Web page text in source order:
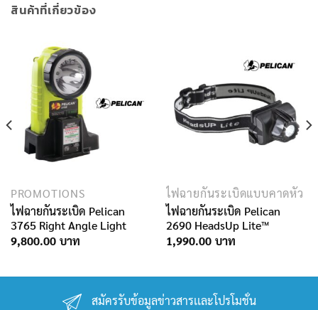
สินค้าที่เกี่ยวข้อง
PROMOTIONS
ไฟฉายกันระเบิด Pelican
3765 Right Angle Light
9,800.00
ไฟฉายกันระเบิดแบบคาดหัว
ไฟฉายกันระเบิด Pelican
2690 HeadsUp Lite™
1,990.00
สมัครรับข้อมูลข่าวสารเเละโปรโมชั่น